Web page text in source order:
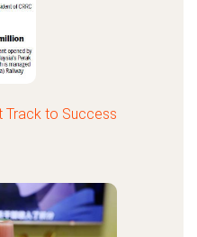
Track to Success